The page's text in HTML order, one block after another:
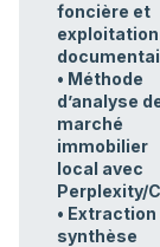
foncière et
exploitation
• Méthode
d’analyse
marché
immobilier
local avec
Perplexity/
•
synthèse